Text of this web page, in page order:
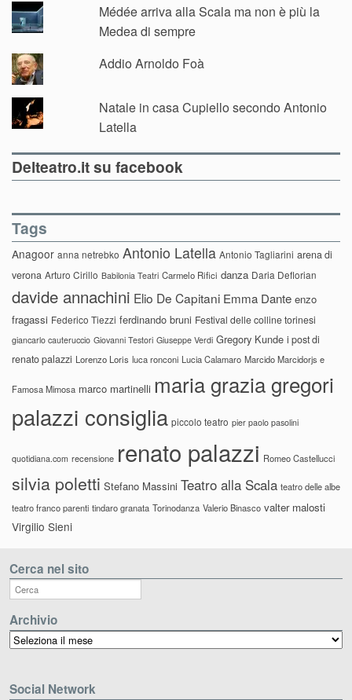
Médée arriva alla Scala ma non è più la
Medea di sempre
Addio Arnoldo Foà
Natale in casa Cupiello secondo Antonio
Latella
Delteatro.it su facebook
Tags
Anagoor anna netrebko Antonio Latella Antonio Tagliarini arena di
verona Arturo Cirillo Babilonia Teatri Carmelo Rifici danza Daria Deflorian
davide annachini Elio De Capitani Emma Dante enzo
fragassi Federico Tiezzi ferdinando bruni Festival delle colline torinesi
giancarlo cauteruccio Giovanni Testori Giuseppe Verdi Gregory Kunde i post di
renato palazzi Lorenzo Loris luca ronconi Lucia Calamaro Marcido Marcidorjs e
Famosa Mimosa marco martinelli maria grazia gregori
palazzi consiglia piccolo teatro pier paolo pasolini
quotidiana.com recensione renato palazzi Romeo Castellucci
silvia poletti Stefano Massini Teatro alla Scala teatro delle albe
teatro franco parenti tindaro granata Torinodanza Valerio Binasco valter malosti
Virgilio Sieni
Cerca nel sito
Archivio
Archivio
Social Network